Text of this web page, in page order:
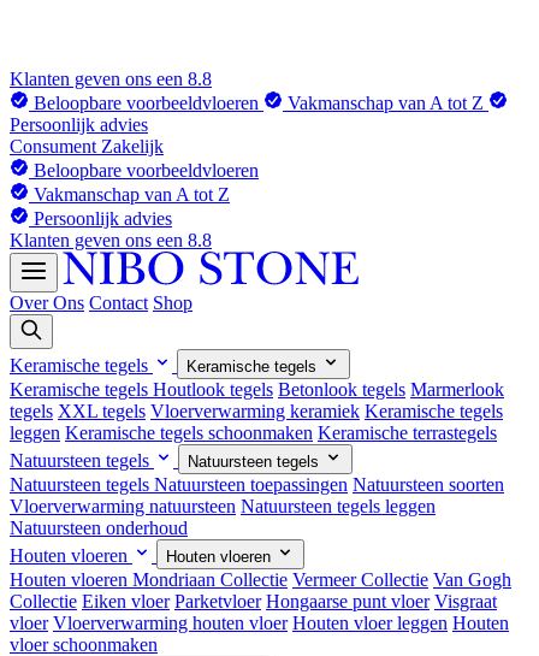
Klanten geven ons een 8.8
Beloopbare voorbeeldvloeren
Vakmanschap van A tot Z
Persoonlijk advies
Consument Zakelijk
Beloopbare voorbeeldvloeren
Vakmanschap van A tot Z
Persoonlijk advies
Klanten geven ons een 8.8
Over Ons Contact Shop
Keramische tegels Keramische tegels
Keramische tegels Houtlook tegels Betonlook tegels Marmerlook
tegels XXL tegels Vloerverwarming keramiek Keramische tegels
leggen Keramische tegels schoonmaken Keramische terrastegels
Natuursteen tegels
Natuursteen tegels
Natuursteen tegels Natuursteen toepassingen Natuursteen soorten
Vloerverwarming natuursteen Natuursteen tegels leggen
Natuursteen onderhoud
Houten vloeren
Houten vloeren
Houten vloeren Mondriaan Collectie Vermeer Collectie Van Gogh
Collectie Eiken vloer Parketvloer Hongaarse punt vloer Visgraat
vloer Vloerverwarming houten vloer Houten vloer leggen Houten
vloer schoonmaken